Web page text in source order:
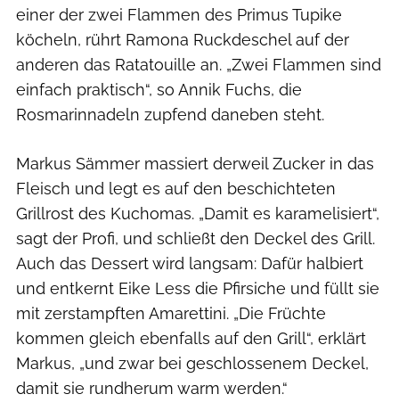
einer der zwei Flammen des Primus Tupike
köcheln, rührt Ramona Ruckdeschel auf der
anderen das Ratatouille an. „Zwei Flammen sind
einfach praktisch“, so Annik Fuchs, die
Rosmarinnadeln zupfend daneben steht.
Markus Sämmer massiert derweil Zucker in das
Fleisch und legt es auf den beschichteten
Grillrost des Kuchomas. „Damit es karamelisiert“,
sagt der Profi, und schließt den Deckel des Grill.
Auch das Dessert wird langsam: Dafür halbiert
und entkernt Eike Less die Pfirsiche und füllt sie
mit zerstampften Amarettini. „Die Früchte
kommen gleich ebenfalls auf den Grill“, erklärt
Markus, „und zwar bei geschlossenem Deckel,
damit sie rundherum warm werden.“